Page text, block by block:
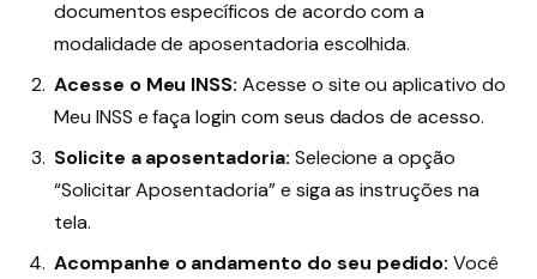
documentos específicos de acordo com a
modalidade de aposentadoria escolhida.
Acesse o Meu INSS: Acesse o site ou aplicativo do
Meu INSS e faça login com seus dados de acesso.
Solicite a aposentadoria: Selecione a opção
“Solicitar Aposentadoria” e siga as instruções na
tela.
Acompanhe o andamento do seu pedido: Você